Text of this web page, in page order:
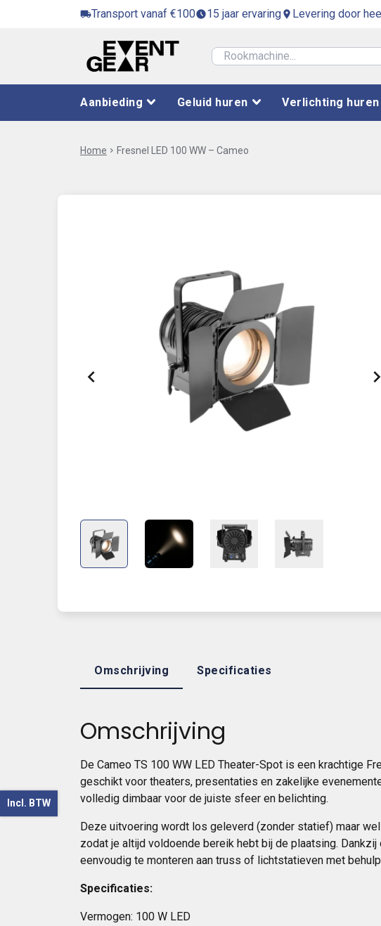
local_shippingTransport vanaf €100access_time_filled15 jaar ervaringlocation_on Levering door
Aanbieding Geluid huren Verlichting huren
Home chevron_right Fresnel LED 100 WW – Cameo
Omschrijving Specificaties
Omschrijving
De Cameo TS 100 WW LED Theater-Spot is een krachtige
geschikt voor theaters, presentaties en zakelijke
volledig dimbaar voor de juiste sfeer en belichting.
Deze uitvoering wordt los geleverd (zonder statief) maar
zodat je altijd voldoende bereik hebt bij de plaatsing.
eenvoudig te monteren aan truss of lichtstatieven met
Specificaties:
Vermogen: 100 W LED
Incl. BTW